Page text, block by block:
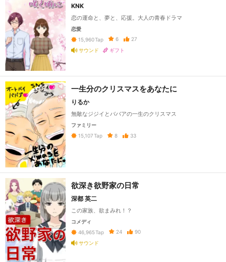
KNK
恋の運命と、夢と、応援。大人の青春ドラマ
恋愛
15,960Tap 6
27
サウンド
ギフト
一生分のクリスマスをあなたに
りるか
無敵なジジイとババアの一生のクリスマス
ファミリー
15,107 Tap 8 33
欲深き欲野家の日常
深都 英二
この家族、欲まみれ！？
コメディ
46,965Tap 24
90
サウンド